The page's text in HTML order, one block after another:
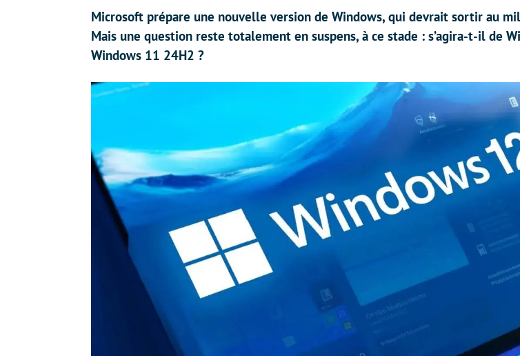
Microsoft prépare une nouvelle version de Windows, qui devrait sortir au
Mais une question reste totalement en suspens, à ce stade : s’agira-t-il de
Windows 11 24H2 ?